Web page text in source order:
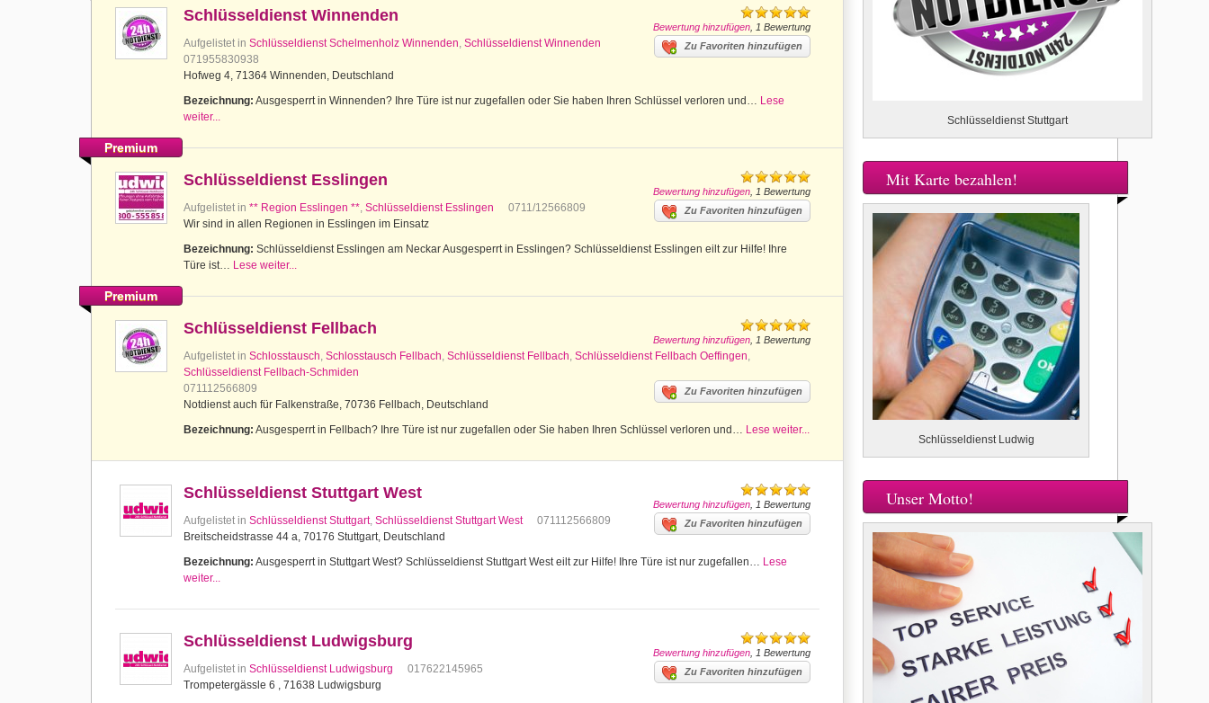
Bewertung hinzufügen , 1 Bewertung
Schlüsseldienst Winnenden
Aufgelistet in Schlüsseldienst Schelmenholz Winnenden, Schlüsseldienst Winnenden Zu Favoriten hinzufügen
071955830938
Hofweg 4, 71364 Winnenden, Deutschland
Bezeichnung: Ausgesperrt in Winnenden? Ihre Türe ist nur zugefallen oder Sie haben Ihren Schlüssel verloren und… Lese
weiter...
Premium
Bewertung hinzufügen , 1 Bewertung
Schlüsseldienst Esslingen
Aufgelistet in ** Region Esslingen **, Schlüsseldienst Esslingen Zu Favoriten hinzufügen
0711/12566809
Wir sind in allen Regionen in Esslingen im Einsatz
Bezeichnung: Schlüsseldienst Esslingen am Neckar Ausgesperrt in Esslingen? Schlüsseldienst Esslingen eilt zur Hilfe! Ihre
Türe ist… Lese weiter...
Premium
Bewertung hinzufügen , 1 Bewertung
Schlüsseldienst Fellbach
Aufgelistet in Schlosstausch, Schlosstausch Fellbach, Schlüsseldienst Fellbach, Schlüsseldienst Fellbach Oeffingen,
Schlüsseldienst Fellbach-Schmiden
Zu Favoriten hinzufügen
071112566809
Notdienst auch für Falkenstraße, 70736 Fellbach, Deutschland
Bezeichnung: Ausgesperrt in Fellbach? Ihre Türe ist nur zugefallen oder Sie haben Ihren Schlüssel verloren und… Lese weiter...
Bewertung hinzufügen , 1 Bewertung
Schlüsseldienst Stuttgart West
Aufgelistet in Schlüsseldienst Stuttgart, Schlüsseldienst Stuttgart West Zu Favoriten hinzufügen
071112566809
Breitscheidstrasse 44 a, 70176 Stuttgart, Deutschland
Bezeichnung: Ausgesperrt in Stuttgart West? Schlüsseldienst Stuttgart West eilt zur Hilfe! Ihre Türe ist nur zugefallen… Lese
weiter...
Bewertung hinzufügen , 1 Bewertung
Schlüsseldienst Ludwigsburg
Aufgelistet in Schlüsseldienst Ludwigsburg Zu Favoriten hinzufügen
017622145965
Trompetergässle 6 , 71638 Ludwigsburg
Schlüsseldienst Stuttgart
Mit Karte bezahlen!
Schlüsseldienst Ludwig
Unser Motto!